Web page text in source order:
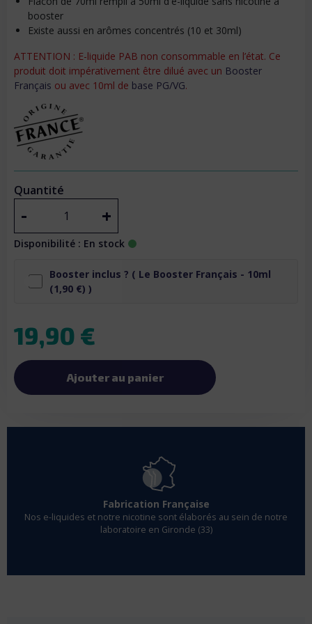
booster
Existe aussi en arômes concentrés (10 et 30ml)
ATTENTION : E-liquide PAB non consommable en l’état. Ce
produit doit impérativement être dilué avec un Booster
Français ou avec 10ml de base PG/VG.
Quantité
+
-
Disponibilité : En stock
Booster inclus ? ( Le Booster Français - 10ml
(1,90 €) )
19,90 €
Ajouter au panier
Fabrication Française
Nos e-liquides et notre nicotine sont élaborés au sein de notre
laboratoire en Gironde (33)